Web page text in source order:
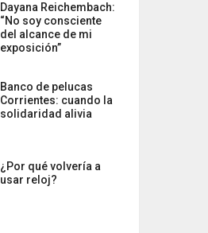
Dayana Reichembach:
“No soy consciente
del alcance de mi
exposición”
Banco de pelucas
Corrientes: cuando la
solidaridad alivia
¿Por qué volvería a
usar reloj?